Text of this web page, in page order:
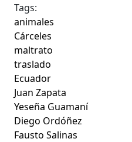
Tags:
animales
Cárceles
maltrato
traslado
Ecuador
Juan Zapata
Yeseña Guamaní
Diego Ordóñez
Fausto Salinas